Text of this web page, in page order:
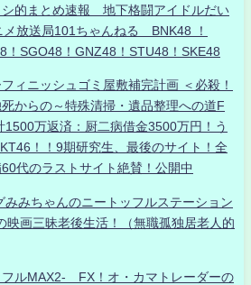
的まとめ速報 地下格闘アイドルだい
放送局101ちゃんねる BNK48 ！
！SGO48！GNZ48！STU48！SKE48
ィニッシュゴミ屋敷補完計画 ＜必殺！
からの～特殊清掃・遺品整理への道F
1500万返済：厨二病借金3500万円！う
！！9期研究生、最後のサイト！全
代のラストサイト絶賛！公開中
みみちゃんのニートッフルステーション
映画三昧老後生活！（無職孤独居老人的
フルMAX2- FX！オ・カマトレーダーの